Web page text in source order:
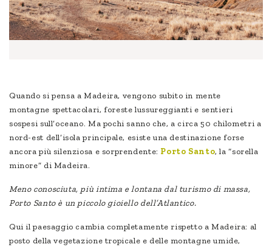
Quando si pensa a Madeira, vengono subito in mente
montagne spettacolari, foreste lussureggianti e sentieri
sospesi sull’oceano. Ma pochi sanno che, a circa 50 chilometri a
nord-est dell’isola principale, esiste una destinazione forse
ancora più silenziosa e sorprendente: Porto Santo, la “sorella
minore” di Madeira.
Meno conosciuta, più intima e lontana dal turismo di massa,
Porto Santo è un piccolo gioiello dell’Atlantico.
Qui il paesaggio cambia completamente rispetto a Madeira: al
posto della vegetazione tropicale e delle montagne umide,